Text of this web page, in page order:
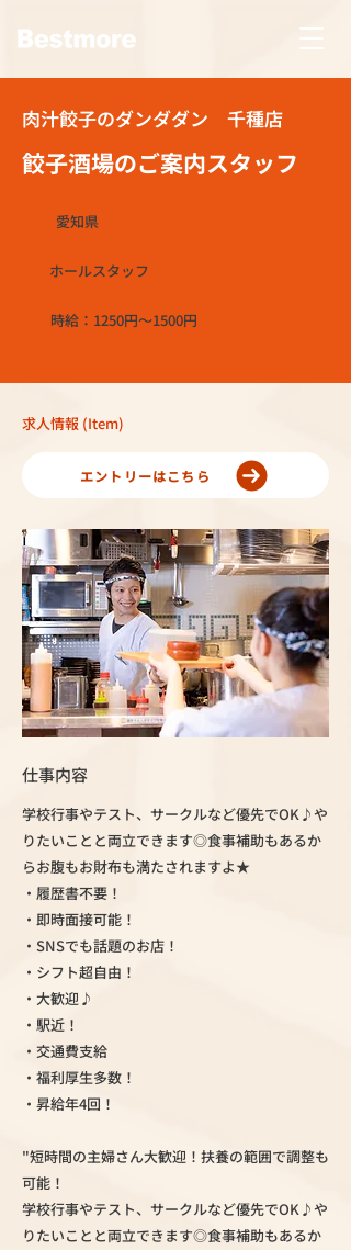
肉汁餃子のダンダダン 千種店
餃子酒場のご案内スタッフ
愛知県
ホールスタッフ
時給：1250円～1500円
求人情報 (Item)
エントリーはこちら
仕事内容
学校行事やテスト、サークルなど優先でOK♪や
りたいことと両立できます◎食事補助もあるか
らお腹もお財布も満たされますよ★
・履歴書不要！
・即時面接可能！
・SNSでも話題のお店！
・シフト超自由！
・大歓迎♪
・駅近！
・交通費支給
・福利厚生多数！
・昇給年4回！
"短時間の主婦さん大歓迎！扶養の範囲で調整も
可能！
学校行事やテスト、サークルなど優先でOK♪や
りたいことと両立できます◎食事補助もあるか